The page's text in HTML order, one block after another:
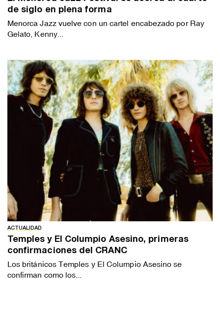
de siglo en plena forma
Menorca Jazz vuelve con un cartel encabezado por Ray
Gelato, Kenny...
ACTUALIDAD
Temples y El Columpio Asesino, primeras
confirmaciones del CRANC
Los británicos Temples y El Columpio Asesino se
confirman como los...